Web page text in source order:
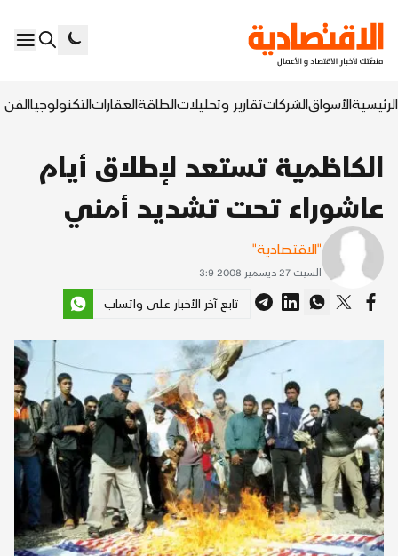
الرئيسيةالأسواقالشركاتتقارير وتحليلاتالطاقةالعقاراتالتكنولوجياالفن
الكاظمية تستعد لإطلاق أيام
عاشوراء تحت تشديد أمني
"الاقتصادية"
السبت 27 ديسمبر 2008 3:9
تابع آخر الأخبار على واتساب